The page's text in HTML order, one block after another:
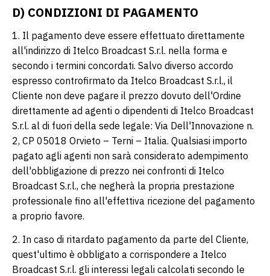
D) CONDIZIONI DI PAGAMENTO
1. Il pagamento deve essere effettuato direttamente
all'indirizzo di Itelco Broadcast S.r.l. nella forma e
secondo i termini concordati. Salvo diverso accordo
espresso controfirmato da Itelco Broadcast S.r.l., il
Cliente non deve pagare il prezzo dovuto dell'Ordine
direttamente ad agenti o dipendenti di Itelco Broadcast
S.r.l. al di fuori della sede legale: Via Dell'Innovazione n.
2, CP 05018 Orvieto – Terni – Italia. Qualsiasi importo
pagato agli agenti non sarà considerato adempimento
dell'obbligazione di prezzo nei confronti di Itelco
Broadcast S.r.l., che negherà la propria prestazione
professionale fino all'effettiva ricezione del pagamento
a proprio favore.
2. In caso di ritardato pagamento da parte del Cliente,
quest'ultimo è obbligato a corrispondere a Itelco
Broadcast S.r.l. gli interessi legali calcolati secondo le